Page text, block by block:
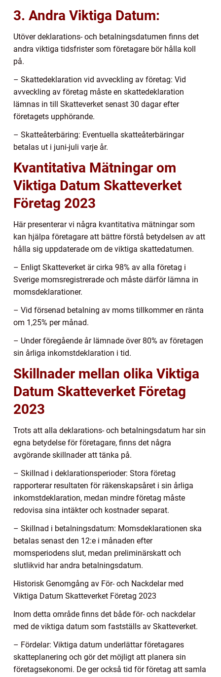
3. Andra Viktiga Datum:
Utöver deklarations- och betalningsdatumen finns det
andra viktiga tidsfrister som företagare bör hålla koll
på.
– Skattedeklaration vid avveckling av företag: Vid
avveckling av företag måste en skattedeklaration
lämnas in till Skatteverket senast 30 dagar efter
företagets upphörande.
– Skatteåterbäring: Eventuella skatteåterbäringar
betalas ut i juni-juli varje år.
Kvantitativa Mätningar om
Viktiga Datum Skatteverket
Företag 2023
Här presenterar vi några kvantitativa mätningar som
kan hjälpa företagare att bättre förstå betydelsen av att
hålla sig uppdaterade om de viktiga skattedatumen.
– Enligt Skatteverket är cirka 98% av alla företag i
Sverige momsregistrerade och måste därför lämna in
momsdeklarationer.
– Vid försenad betalning av moms tillkommer en ränta
om 1,25% per månad.
– Under föregående år lämnade över 80% av företagen
sin årliga inkomstdeklaration i tid.
Skillnader mellan olika Viktiga
Datum Skatteverket Företag
2023
Trots att alla deklarations- och betalningsdatum har sin
egna betydelse för företagare, finns det några
avgörande skillnader att tänka på.
– Skillnad i deklarationsperioder: Stora företag
rapporterar resultaten för räkenskapsåret i sin årliga
inkomstdeklaration, medan mindre företag måste
redovisa sina intäkter och kostnader separat.
– Skillnad i betalningsdatum: Momsdeklarationen ska
betalas senast den 12:e i månaden efter
momsperiodens slut, medan preliminärskatt och
slutlikvid har andra betalningsdatum.
Historisk Genomgång av För- och Nackdelar med
Viktiga Datum Skatteverket Företag 2023
Inom detta område finns det både för- och nackdelar
med de viktiga datum som fastställs av Skatteverket.
– Fördelar: Viktiga datum underlättar företagares
skatteplanering och gör det möjligt att planera sin
företagsekonomi. De ger också tid för företag att samla